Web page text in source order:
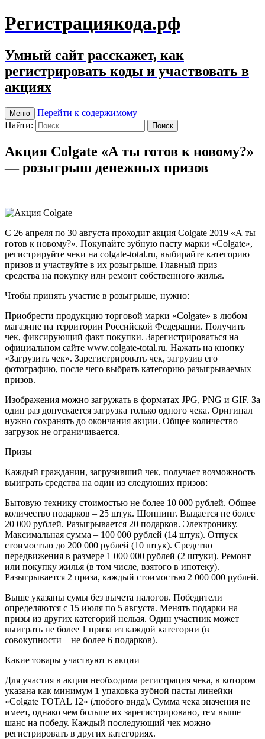
Регистрациякода.рф
Умный сайт расскажет, как
регистрировать коды и участвовать в
акциях
Меню
Перейти к содержимому
Найти:
Акция Colgate «А ты готов к новому?»
— розыгрыш денежных призов
С 26 апреля по 30 августа проходит акция Colgate 2019 «А ты
готов к новому?». Покупайте зубную пасту марки «Colgate»,
регистрируйте чеки на colgate-total.ru, выбирайте категорию
призов и участвуйте в их розыгрыше. Главный приз –
средства на покупку или ремонт собственного жилья.
Чтобы принять участие в розыгрыше, нужно:
Приобрести продукцию торговой марки «Colgate» в любом
магазине на территории Российской Федерации. Получить
чек, фиксирующий факт покупки. Зарегистрироваться на
официальном сайте www.colgate-total.ru. Нажать на кнопку
«Загрузить чек». Зарегистрировать чек, загрузив его
фотографию, после чего выбрать категорию разыгрываемых
призов.
Изображения можно загружать в форматах JPG, PNG и GIF. За
один раз допускается загрузка только одного чека. Оригинал
нужно сохранять до окончания акции. Общее количество
загрузок не ограничивается.
Призы
Каждый гражданин, загрузивший чек, получает возможность
выиграть средства на один из следующих призов:
Бытовую технику стоимостью не более 10 000 рублей. Общее
количество подарков – 25 штук. Шоппинг. Выдается не более
20 000 рублей. Разыгрывается 20 подарков. Электронику.
Максимальная сумма – 100 000 рублей (14 штук). Отпуск
стоимостью до 200 000 рублей (10 штук). Средство
передвижения в размере 1 000 000 рублей (2 штуки). Ремонт
или покупку жилья (в том числе, взятого в ипотеку).
Разыгрывается 2 приза, каждый стоимостью 2 000 000 рублей.
Выше указаны сумы без вычета налогов. Победители
определяются с 15 июля по 5 августа. Менять подарки на
призы из других категорий нельзя. Один участник может
выиграть не более 1 приза из каждой категории (в
совокупности – не более 6 подарков).
Какие товары участвуют в акции
Для участия в акции необходима регистрация чека, в котором
указана как минимум 1 упаковка зубной пасты линейки
«Colgate TOTAL 12» (любого вида). Сумма чека значения не
имеет, однако чем больше их зарегистрировано, тем выше
шанс на победу. Каждый последующий чек можно
регистрировать в других категориях.